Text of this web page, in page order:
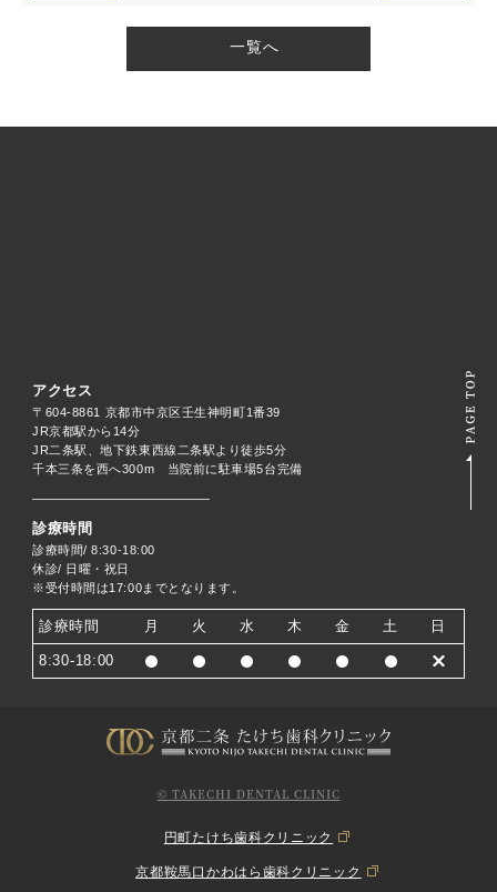
一覧へ
アクセス
〒604-8861 京都市中京区壬生神明町1番39
JR京都駅から14分
JR二条駅、地下鉄東西線二条駅より徒歩5分
千本三条を西へ300m 当院前に駐車場5台完備
診療時間
診療時間/ 8:30-18:00
休診/ 日曜・祝日
※受付時間は17:00までとなります。
診療時間 月 火 水 木 金 土 日
8:30-18:00
© TAKECHI DENTAL CLINIC
円町たけち歯科クリニック
京都鞍馬口かわはら歯科クリニック